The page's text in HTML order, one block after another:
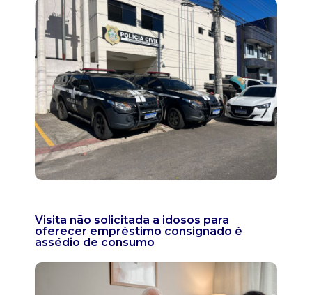
Visita não solicitada a idosos para
oferecer empréstimo consignado é
assédio de consumo